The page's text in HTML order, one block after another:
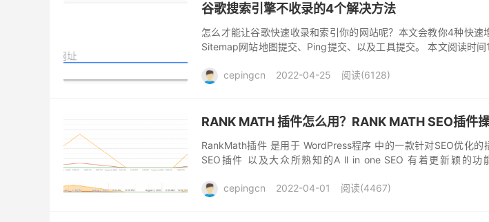
谷歌搜索引擎不收录的4个解决方法
怎么才能让谷歌快速收录和索引你的网站呢？本文会教你4种快
Sitemap网站地图提交、Ping提交、以及工具提交。 本文阅读时
cepingcn
2022-04-25 阅读(6128)
RANK MATH 插件怎么用？RANK MATH SEO插件
RankMath插件 是用于 WordPress程序 中的一款针对SEO优化的
SEO插件 以及大众所熟知的A ll in one SEO 有着更新颖的功
cepingcn
2022-04-01 阅读(4467)